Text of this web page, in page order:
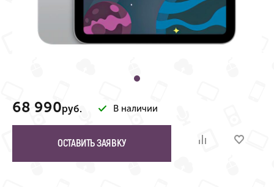
68 990руб. В наличии
ОСТАВИТЬ ЗАЯВКУ